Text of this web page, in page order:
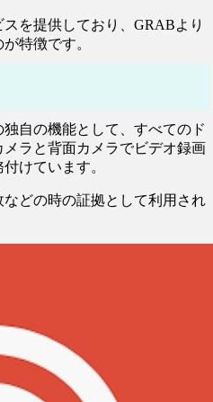
を提供しており、GRABより
特徴です。
自の機能として、すべてのド
ラと背面カメラでビデオ録画
けています。
どの時の証拠として利用され